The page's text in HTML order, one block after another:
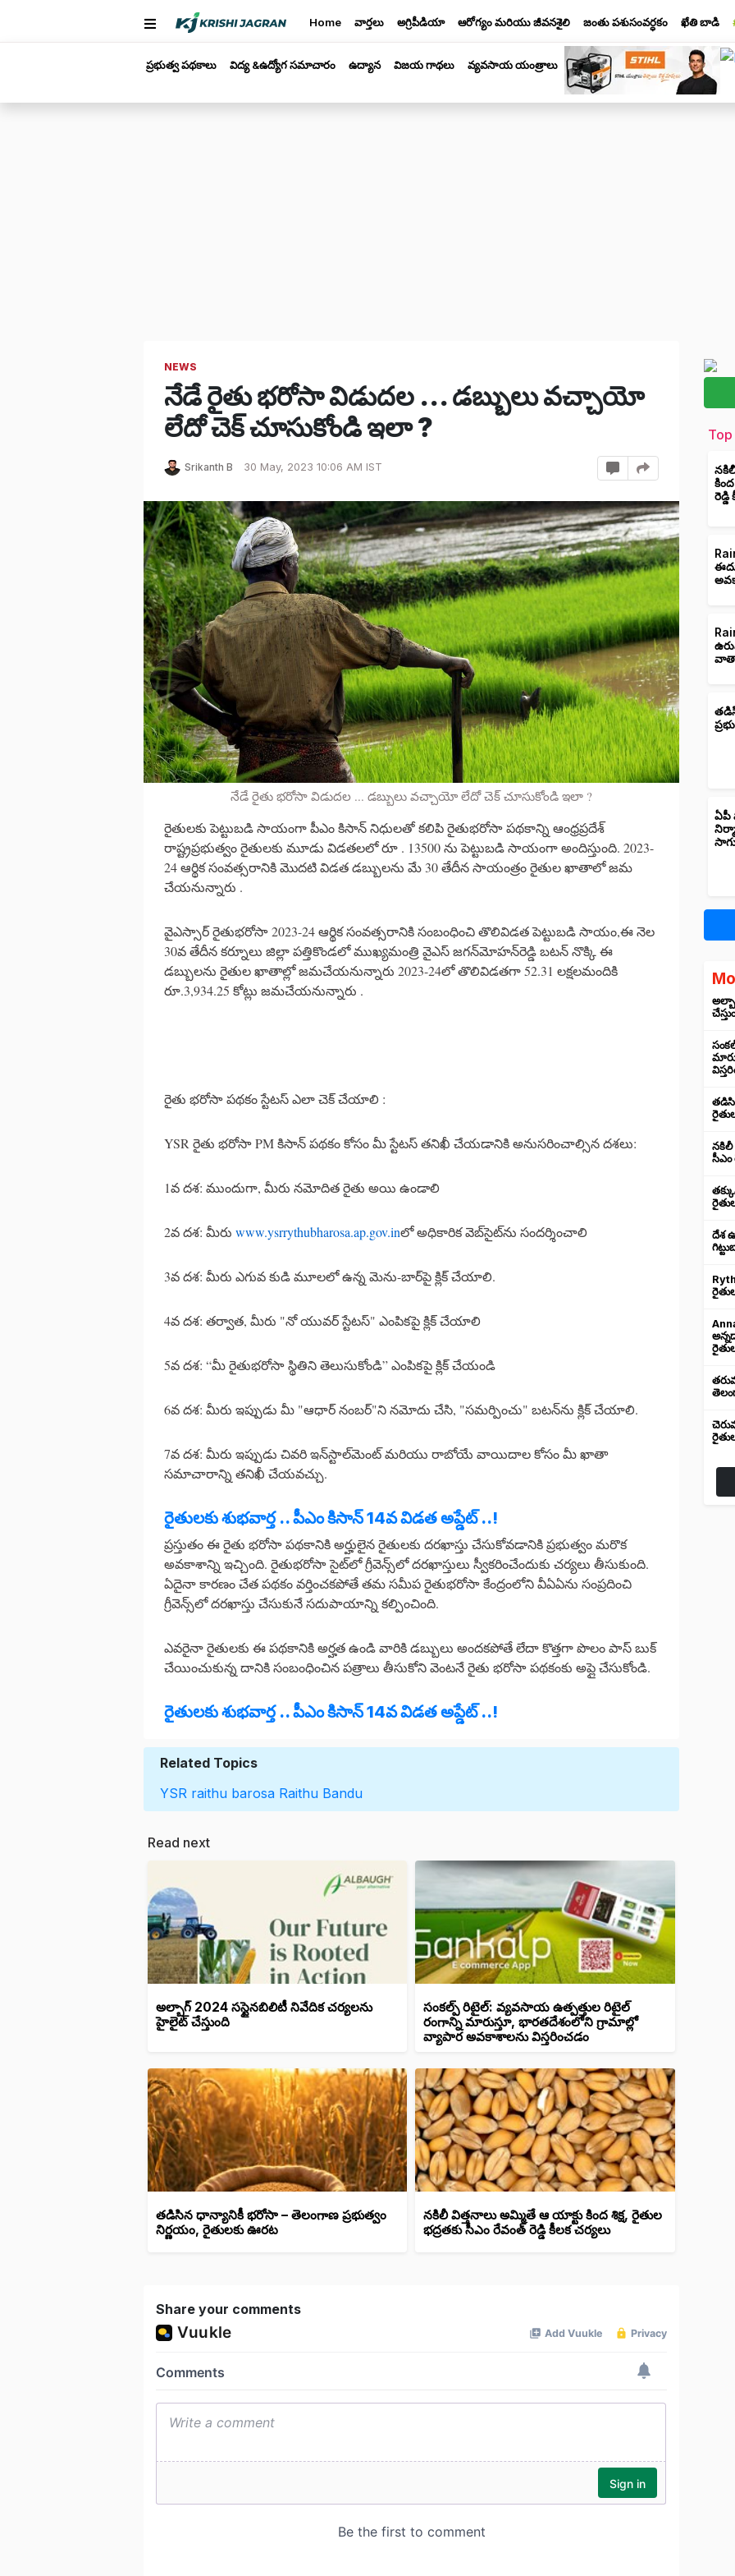
Home వార్తలు అగ్రిపీడియా ఆరోగ్యం మరియు జీవనశైలి జంతు పశుసంవర్ధకం ఖేతి బాడి
ప్రభుత్వ పథకాలు విద్య &ఉద్యోగ సమాచారం ఉద్యాన విజయ గాథలు వ్యవసాయ యంత్రాలు
NEWS
నేడే రైతు భరోసా విడుదల ... డబ్బులు వచ్చాయో
లేదో చెక్ చూసుకోండి ఇలా ?
Srikanth B 30 May, 2023 10:06 AM IST
నేడే రైతు భరోసా విడుదల ... డబ్బులు వచ్చాయో లేదో చెక్ చూసుకోండి ఇలా ?
రైతులకు పెట్టుబడి సాయంగా పీఎం కిసాన్ నిధులతో కలిపి రైతుభరోసా పథకాన్ని ఆంధ్రప్రదేశ్
రాష్ట్రప్రభుత్వం రైతులకు మూడు విడతలలో రూ . 13500 ను పెట్టుబడి సాయంగా అందిస్తుంది. 2023-
24 ఆర్థిక సంవత్సరానికి మొదటి విడత డబ్బులను మే 30 తేదీన సాయంత్రం రైతుల ఖాతాలో జమ
చేయనున్నారు .
వైఎస్సార్‌ రైతుభరోసా 2023-24 ఆర్థిక సంవత్సరానికి సంబంధించి తొలివిడత పెట్టుబడి సాయం,ఈ నెల
30వ తేదీన కర్నూలు జిల్లా పత్తికొండలో ముఖ్యమంత్రి వైఎస్‌ జగన్‌మోహన్‌రెడ్డి బటన్‌ నొక్కి ఈ
డబ్బులను రైతుల ఖాతాల్లో జమచేయనున్నారు 2023-24లో తొలివిడతగా 52.31 లక్షలమందికి
రూ.3,934.25 కోట్లు జమచేయనున్నారు .
రైతు భరోసా పథకం స్టేటస్ ఎలా చెక్ చేయాలి :
YSR రైతు భరోసా PM కిసాన్ పథకం కోసం మీ స్టేటస్ తనిఖీ చేయడానికి అనుసరించాల్సిన దశలు:
1వ దశ: ముందుగా, మీరు నమోదిత రైతు అయి ఉండాలి
2వ దశ: మీరు www.ysrrythubharosa.ap.gov.inలో అధికారిక వెబ్‌సైట్‌ను సందర్శించాలి
3వ దశ: మీరు ఎగువ కుడి మూలలో ఉన్న మెను-బార్‌పై క్లిక్ చేయాలి.
4వ దశ: తర్వాత, మీరు "నో యువర్ స్టేటస్" ఎంపికపై క్లిక్ చేయాలి
5వ దశ: “మీ రైతుభరోసా స్థితిని తెలుసుకోండి” ఎంపికపై క్లిక్ చేయండి
6వ దశ: మీరు ఇప్పుడు మీ "ఆధార్ నంబర్"ని నమోదు చేసి, "సమర్పించు" బటన్‌ను క్లిక్ చేయాలి.
7వ దశ: మీరు ఇప్పుడు చివరి ఇన్‌స్టాల్‌మెంట్ మరియు రాబోయే వాయిదాల కోసం మీ ఖాతా
సమాచారాన్ని తనిఖీ చేయవచ్చు.
రైతులకు శుభవార్త .. పీఎం కిసాన్ 14వ విడత అప్డేట్ ..!
ప్రస్తుతం ఈ రైతు భరోసా పథకానికి అర్హులైన రైతులకు దరఖాస్తు చేసుకోవడానికి ప్రభుత్వం మరొక
అవకాశాన్ని ఇచ్చింది. రైతుభరోసా సైట్‌లో గ్రీవెన్స్‌లో దరఖాస్తులు స్వీకరించేందుకు చర్యలు తీసుకుంది.
ఏదైనా కారణం చేత పథకం వర్తించకపోతే తమ సమీప రైతుభరోసా కేంద్రంలోని వీఏఏను సంప్రదించి
గ్రీవెన్స్‌లో దరఖాస్తు చేసుకునే సదుపాయాన్ని కల్పించింది.
ఎవరైనా రైతులకు ఈ పథకానికి అర్హత ఉండి వారికి డబ్బులు అందకపోతే లేదా కొత్తగా పొలం పాస్ బుక్
చేయించుకున్న దానికి సంబంధించిన పత్రాలు తీసుకోని వెంటనే రైతు భరోసా పథకంకు అప్లై చేసుకోండి.
రైతులకు శుభవార్త .. పీఎం కిసాన్ 14వ విడత అప్డేట్ ..!
Related Topics
YSR raithu barosa Raithu Bandu
Read next
అల్బాగ్ 2024 సస్టైనబిలిటీ నివేదిక చర్యలను
హైలైట్ చేస్తుంది
సంకల్ప్ రిటైల్: వ్యవసాయ ఉత్పత్తుల రిటైల్
రంగాన్ని మారుస్తూ, భారతదేశంలోని గ్రామాల్లో
వ్యాపార అవకాశాలను విస్తరించడం
తడిసిన ధాన్యానికీ భరోసా – తెలంగాణ ప్రభుత్వం
నిర్ణయం, రైతులకు ఊరట
నకిలీ విత్తనాలు అమ్మితే ఆ యాక్టు కింద శిక్ష, రైతుల
భద్రతకు సీఎం రేవంత్ రెడ్డి కీలక చర్యలు
Share your comments
రెడ్డి
ఏపీ
నకిలీ
సీఎం
దేశ